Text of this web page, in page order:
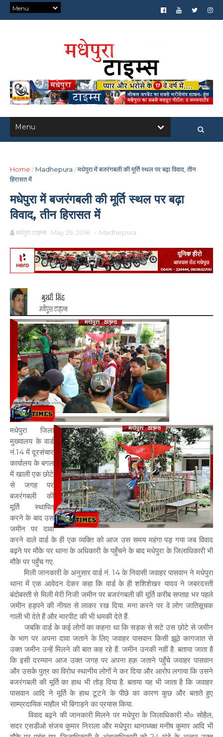
Home / Madhepura /मधेपुरा में बजरंगबली की मूर्ति स्थल पर बढ़ा विवाद, तीन
हिरासत में
मधेपुरा में बजरंगबली की मूर्ति स्थल पर बढ़ा
विवाद, तीन हिरासत में
मधेपुरा टाइम्स May 29, 2016 - Madhepura
मधेपुरा जिला
मुख्यालय के वार्ड
नं.14 में दूरसंचार
कार्यालय के बगल
में खाली एक छोटे
से जगह पर
बजरंगबली की
मूर्ति स्थापित
करने के बाद उस
जमीन पर दावा
करने वाले वार्ड के ही एक व्यक्ति को आज उस समय महंगा पड़ गया जब विवाद
बढ़ने पर मौके पर थाना के अधिकारी के पहुँचने के बाद मधेपुरा के जिलाधिकारी भी
मौके पर पहुँच गए.
मिली जानकारी के अनुसार वार्ड नं. 14 के निवासी जवाहर पासवान ने मधेपुरा
थाना में एक आवेदन देकर कहा कि वार्ड के ही शशिशेखर यादव ने जबरदस्ती
बंदोबस्ती से मिली मेरी निजी जमीन पर बजरंगबली की मूर्ति करीब सप्ताह भर पहले
जमीन हड़पने की नीयत से लाकर रख दिया. मना करने पर वे लोग जातिसूचक
गाली भी देते हैं और मारपीट की भी धमकी देते हैं.
जबकि वार्ड के कई लोगों का कहना था कि सड़क से सटे उस छोटे से जमीन
के भाग पर अपना दावा जताने के लिए जवाहर पासवान किसी झूठे कागजात से
उक्त जमीन उन्हें मिलने की बात कह रहे हैं. जमीन उनकी नहीं है. बताया जाता है
कि इसी दरम्यान आज उक्त जगह पर अपना हक़ जताने पहुँचे जवाहर पासवान
और उसके पुत्र का विरोध स्थानीय लोगों ने कर दिया और आरोप लगाया कि उसने
बजरंगबली की मूर्ति का हाथ भी तोड़ दिया है. बताया यह भी जाता है कि जवाहर
पासवान आदि ने मूर्ति के हाथ टूटने के पीछे का कारण कुछ और बताते हुए
साम्प्रदायिक माहौल भी बिगाड़ने का प्रयास किया.
विवाद बढ़ने की जानकारी मिलने पर मधेपुरा के जिलाधिकारी मो० सोहैल,
सदर एसडीओ संजय कुमार निराला और मधेपुरा थानाध्यक्ष मनीष कुमार आदि भी